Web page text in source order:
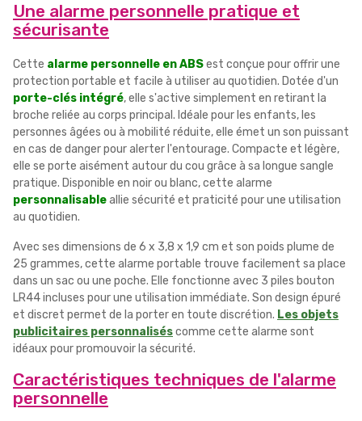
Une alarme personnelle pratique et
sécurisante
Cette alarme personnelle en ABSest conçue pour offrir une
protection portable et facile à utiliser au quotidien. Dotée d'un
porte-clés intégré, elle s'active simplement en retirant la
broche reliée au corps principal. Idéale pour les enfants, les
personnes âgées ou à mobilité réduite, elle émet un son puissant
en cas de danger pour alerter l'entourage. Compacte et légère,
elle se porte aisément autour du cou grâce à sa longue sangle
pratique. Disponible en noir ou blanc, cette alarme
personnalisableallie sécurité et praticité pour une utilisation
au quotidien.
Avec ses dimensions de 6 x 3,8 x 1,9 cm et son poids plume de
25 grammes, cette alarme portable trouve facilement sa place
dans un sac ou une poche. Elle fonctionne avec 3 piles bouton
LR44 incluses pour une utilisation immédiate. Son design épuré
et discret permet de la porter en toute discrétion. Les objets
publicitaires personnaliséscomme cette alarme sont
idéaux pour promouvoir la sécurité.
Caractéristiques techniques de l'alarme
personnelle